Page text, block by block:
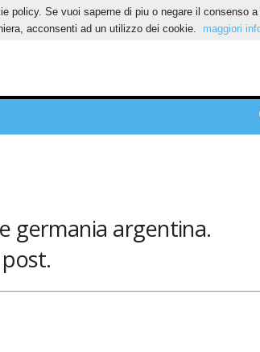
germania argentina.
Se vuoi saperne di piu o negare il consenso
acconsenti ad un utilizzo dei cookie.
maggiori